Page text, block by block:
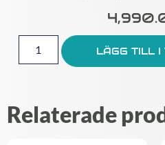
LÄGG TILL I
Relaterade